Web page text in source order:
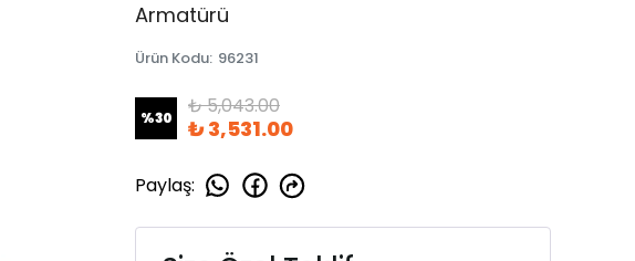
Armatürü
Ürün Kodu: 96231
%30 ₺ 5,043.00
₺ 3,531.00
Paylaş: